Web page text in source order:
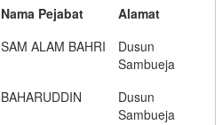
Nama Pejabat
Alamat
SAM ALAM BAHRI
Dusun
Sambueja
BAHARUDDIN
Dusun
Sambueja